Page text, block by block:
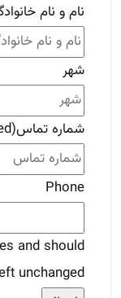
نام و نام
شهر
شماره تماس(Required)
Phone
and should
unchanged.